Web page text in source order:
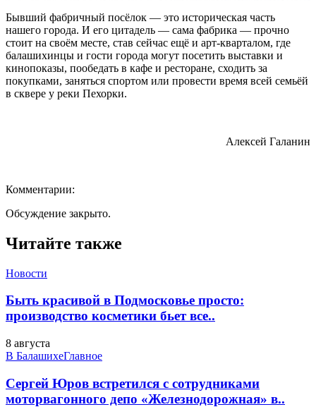
Бывший фабричный посёлок — это историческая часть
нашего города. И его цитадель — сама фабрика — прочно
стоит на своём месте, став сейчас ещё и арт-кварталом, где
балашихинцы и гости города могут посетить выставки и
кинопоказы, пообедать в кафе и ресторане, сходить за
покупками, заняться спортом или провести время всей семьёй
в сквере у реки Пехорки.
Алексей Галанин
Комментарии:
Обсуждение закрыто.
Читайте также
Новости
Быть красивой в Подмосковье просто:
производство косметики бьет все..
8 августа
В БалашихеГлавное
Сергей Юров встретился с сотрудниками
моторвагонного депо «Железнодорожная» в..